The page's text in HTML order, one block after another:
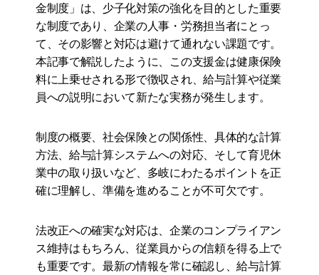
金制度」は、少子化対策の強化を目的とした重要
な制度であり、企業の人事・労務担当者にとっ
て、その影響と対応は避けて通れない課題です。
本記事で解説したように、この支援金は健康保険
料に上乗せされる形で徴収され、給与計算や従業
員への説明において新たな実務が発生します。
制度の概要、社会保険との関係性、具体的な計算
方法、給与計算システムへの対応、そして育児休
業中の取り扱いなど、多岐にわたるポイントを正
確に理解し、準備を進めることが不可欠です。
法改正への確実な対応は、企業のコンプライアン
ス維持はもちろん、従業員からの信頼を得る上で
も重要です。最新の情報を常に確認し、給与計算